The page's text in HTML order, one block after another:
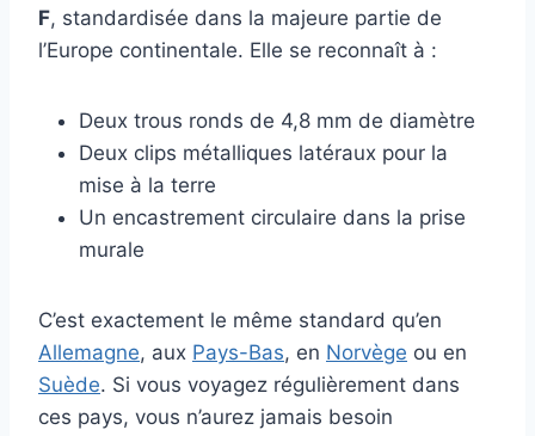
F, standardisée dans la majeure partie de
l’Europe continentale. Elle se reconnaît à :
Deux trous ronds de 4,8 mm de diamètre
Deux clips métalliques latéraux pour la
mise à la terre
Un encastrement circulaire dans la prise
murale
C’est exactement le même standard qu’en
Allemagne, aux Pays-Bas, en Norvège ou en
Suède. Si vous voyagez régulièrement dans
ces pays, vous n’aurez jamais besoin